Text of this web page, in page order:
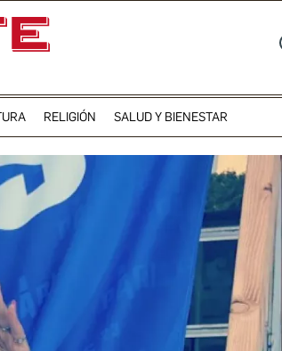
RELIGIÓN SALUD Y BIENESTAR